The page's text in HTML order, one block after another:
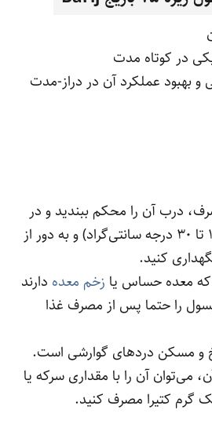
در کوتاه مدت
و بهبود عملکرد آن در دراز-مدت
درب آن را محکم ببندید و در
دمای محیط (بین 15 تا 30 درجه سانتی‌گراد) و به دور از
کنید.
که معده حساس یا زخم معده دارند
را حتما پس از مصرف غذا
و مسکن دردهای گوارشی است.
می‌توان آن را با مقداری سرکه یا
گرم کتیرا مصرف کنید.